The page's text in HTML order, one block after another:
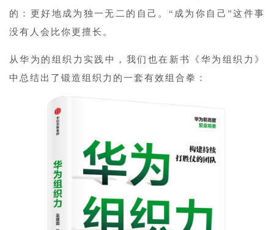
的：更好地成为独一无二的自己。“成为你自己”这件事
没有人会比你更擅长。
从华为的组织力实践中，我们也在新书《华为组织力》
中总结出了锻造组织力的一套有效组合拳：